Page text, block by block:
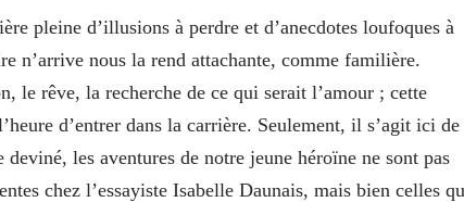
pleine d’illusions à perdre et d’anecdotes loufoques à
n’arrive nous la rend attachante, comme familière.
le rêve, la recherche de ce qui serait l’amour ; cette
d’entrer dans la carrière. Seulement, il s’agit ici de
les aventures de notre jeune héroïne ne sont pas
chez l’essayiste Isabelle Daunais, mais bien celles